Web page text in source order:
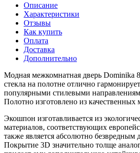
Описание
Характеристики
Отзывы
Как купить
Оплата
Доставка
Дополнительно
Модная межкомнатная дверь Dominika
стекла на полотне отлично
популярными стилевыми
Полотно изготовлено из качественных
Экошпон изготавливается из
материалов, соответствующих
также является абсолютно
Покрытие 3D значительно толще